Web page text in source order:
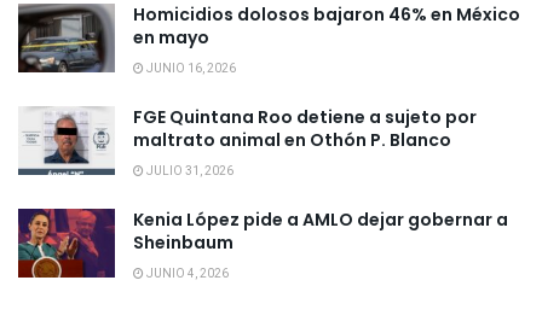
Homicidios dolosos bajaron 46% en México
en mayo
JUNIO 16, 2026
FGE Quintana Roo detiene a sujeto por
maltrato animal en Othón P. Blanco
JULIO 31, 2026
Kenia López pide a AMLO dejar gobernar a
Sheinbaum
JUNIO 4, 2026